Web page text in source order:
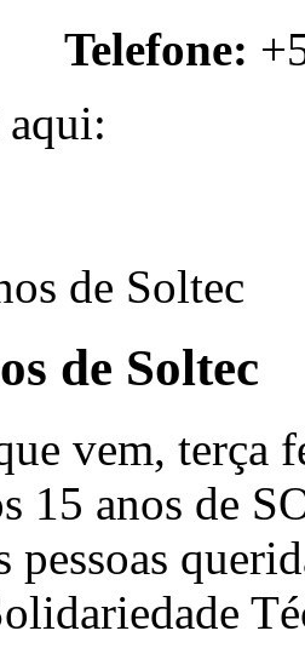
Telefone:
aqui:
de Soltec
de Soltec
vem, terça
15 anos de
pessoas